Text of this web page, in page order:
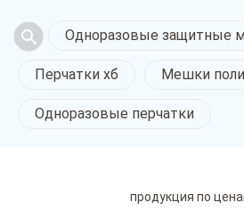
Одноразовые защитные
Перчатки хб Мешки
Одноразовые перчатки
продукция по